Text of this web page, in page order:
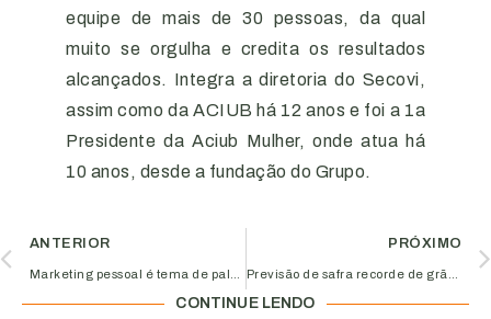
equipe de mais de 30 pessoas, da qual
muito se orgulha e credita os resultados
alcançados. Integra a diretoria do Secovi,
assim como da ACIUB há 12 anos e foi a 1a
Presidente da Aciub Mulher, onde atua há
10 anos, desde a fundação do Grupo.
ANTERIOR PRÓXIMO
CONTINUE LENDO